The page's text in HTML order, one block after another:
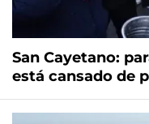
San Cayetano:
está cansado de